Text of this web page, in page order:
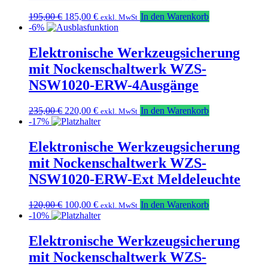
195,00€ Ursprünglicher
Preis
195,00 €
185,00 €Aktueller
Preis
185,00 €.
exkl. MwSt In den Warenkorb
-6%
Elektronische Werkzeugsicherung
mit Nockenschaltwerk WZS-
NSW1020-ERW-4Ausgänge
235,00€ Ursprünglicher
Preis
235,00 €
220,00 €Aktueller
Preis
220,00 €.
exkl. MwSt In den Warenkorb
-17%
Elektronische Werkzeugsicherung
mit Nockenschaltwerk WZS-
NSW1020-ERW-Ext Meldeleuchte
120,00€ Ursprünglicher
Preis
120,00 €
100,00 €Aktueller
Preis
100,00 €.
exkl. MwSt In den Warenkorb
-10%
Elektronische Werkzeugsicherung
mit Nockenschaltwerk WZS-